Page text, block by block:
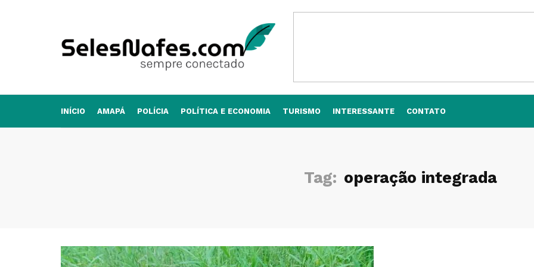
INÍCIO AMAPÁ POLÍCIA POLÍTICA E ECONOMIA TURISMO INTERESSANTE CONTATO
Tag: operação integrada